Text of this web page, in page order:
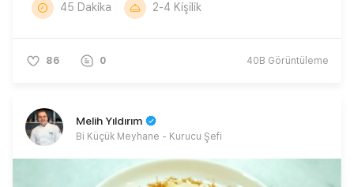
45 Dakika 2-4 Kişilik
86 0 40B Görüntüleme
Melih Yıldırım
Bi Küçük Meyhane - Kurucu Şefi